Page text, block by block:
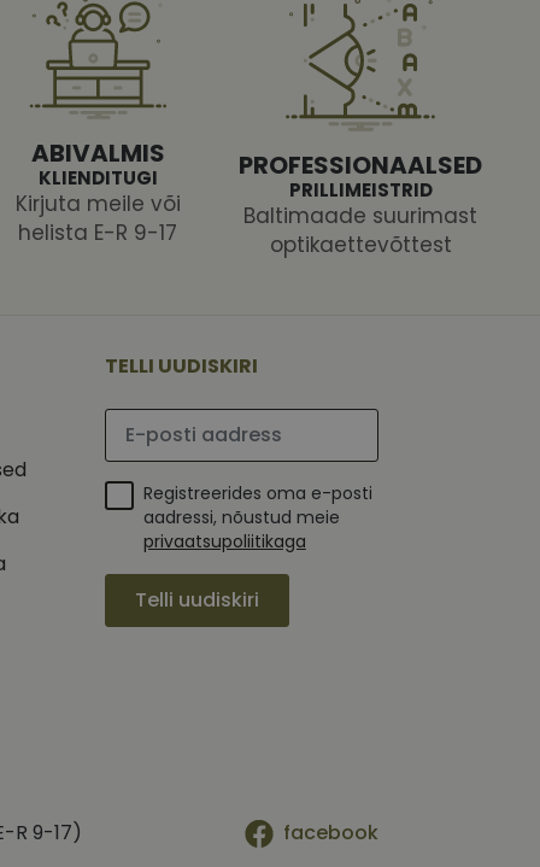
ABIVALMIS
KLIENDITUGI
Kirjuta meile või
helista E-R 9-17
PROFESSIONAALSED
PRILLIMEISTRID
Baltimaade suurimast
optikaettevõttest
TELLI UUDISKIRI
Palun sisesta e-posti aadress
Registreerides oma e-posti
aadressi, nõustud meie
privaatsupoliitikaga
Telli uudiskiri
R 9-17) facebook
küpsiste
selleks, et Cookie-
See on
eest
kasutajate
genereeritud
andmete
aadressi
teha kindlaks,
näiteks reaalajas